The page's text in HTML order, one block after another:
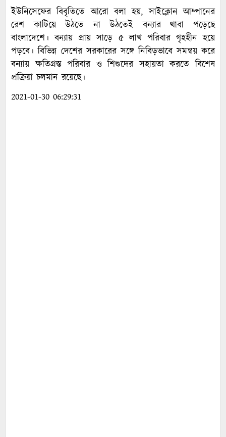
ইউনিসেফের বিবৃতিতে আরো বলা হয়, সাইক্লোন আম্পানের
রেশ কাটিয়ে উঠতে না উঠতেই বন্যার থাবা পড়েছে
বাংলাদেশে। বন্যায় প্রায় সাড়ে ৫ লাখ পরিবার গৃহহীন হয়ে
পড়বে। বিভিন্ন দেশের সরকারের সঙ্গে নিবিড়ভাবে সমন্বয় করে
বন্যায় ক্ষতিগ্রস্ত পরিবার ও শিশুদের সহায়তা করতে বিশেষ
প্রক্রিয়া চলমান রয়েছে।
2021-01-30 06:29:31